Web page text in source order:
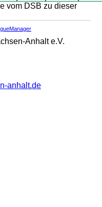
vom DSB zu dieser
Anhalt e.V.
anhalt.de